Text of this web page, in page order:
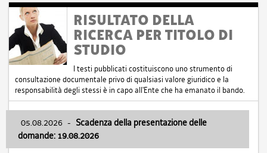
RISULTATO DELLA
RICERCA PER TITOLO DI
STUDIO
I testi pubblicati costituiscono uno strumento di
consultazione documentale privo di qualsiasi valore giuridico e la
responsabilità degli stessi è in capo all'Ente che ha emanato il bando.
05.08.2026 - Scadenza della presentazione delle
domande: 19.08.2026